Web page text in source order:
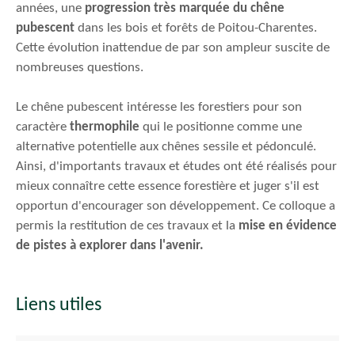
années, une progression très marquée du chêne
pubescent dans les bois et forêts de Poitou-Charentes.
Cette évolution inattendue de par son ampleur suscite de
nombreuses questions.
Le chêne pubescent intéresse les forestiers pour son
caractère thermophile qui le positionne comme une
alternative potentielle aux chênes sessile et pédonculé.
Ainsi, d'importants travaux et études ont été réalisés pour
mieux connaître cette essence forestière et juger s'il est
opportun d'encourager son développement. Ce colloque a
permis la restitution de ces travaux et la mise en évidence
de pistes à explorer dans l'avenir.
Liens utiles